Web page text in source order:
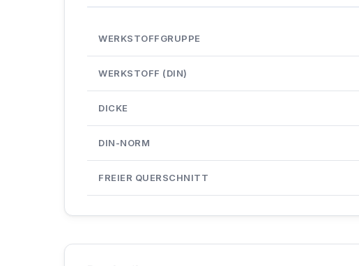
WERKSTOFFGRUPPE
WERKSTOFF (DIN)
DICKE
DIN-NORM
FREIER QUERSCHNITT